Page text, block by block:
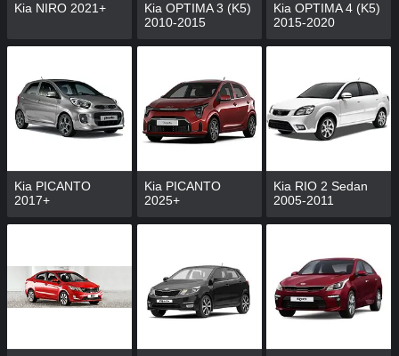
Kia NIRO 2021+
Kia OPTIMA 3 (K5)
2010-2015
Kia OPTIMA 4 (K5)
2015-2020
Kia PICANTO
2017+
Kia PICANTO
2025+
Kia RIO 2 Sedan
2005-2011